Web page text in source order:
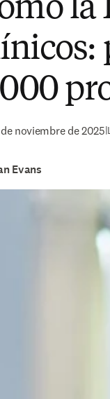
la
noviembre de 2025|
Evans